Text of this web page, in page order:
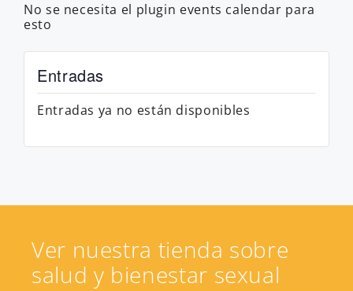
No se necesita el plugin events calendar para
esto
Entradas
Entradas ya no están disponibles
Ver nuestra tienda sobre
salud y bienestar sexual